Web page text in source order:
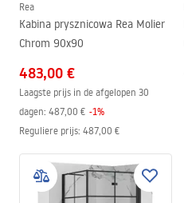
Rea
Kabina prysznicowa Rea Molier
Chrom 90x90
483,00 €
Laagste prijs in de afgelopen 30
dagen: 487,00 € -1%
Reguliere prijs: 487,00 €